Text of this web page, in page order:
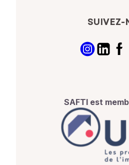
SUIVEZ-
SAFTI est